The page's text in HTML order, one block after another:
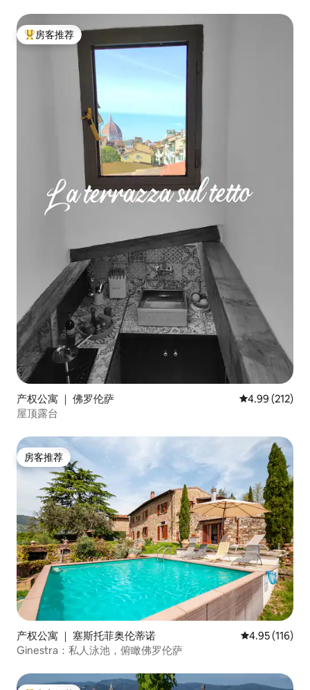
热门「房客推荐」
房客推荐
产权公寓 ｜ 佛罗伦萨 平均评分 4.99
4.99 (212)
屋顶露台
房客推荐
房客推荐
产权公寓 ｜ 塞斯托菲奥伦蒂诺 平均评分 4.95
4.95 (116)
Ginestra：私人泳池，俯瞰佛罗伦萨